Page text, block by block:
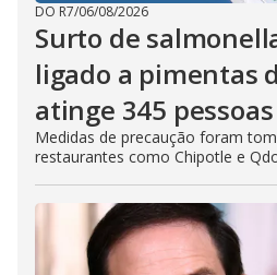
DO R7/06/08/2026
Surto de
ligado a pimentas
atinge 345 pessoas
Medidas de precaução foram
restaurantes como Chipotle e